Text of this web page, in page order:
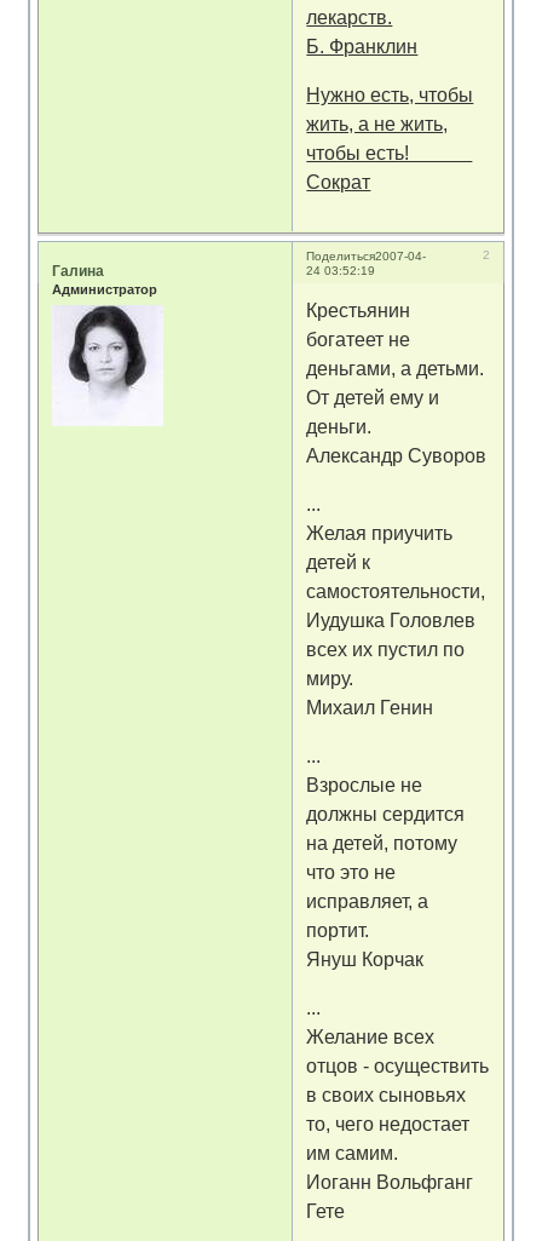
лекарств.
Б. Франклин
Нужно есть, чтобы
жить, а не жить,
чтобы есть!
Сократ
Поделиться 2
2007-04-
24 03:52:19
Галина
Администратор
Крестьянин
богатеет не
деньгами, а детьми.
От детей ему и
деньги.
Александр Суворов
...
Желая приучить
детей к
самостоятельности,
Иудушка Головлев
всех их пустил по
миру.
Михаил Генин
...
Взрослые не
должны сердится
на детей, потому
что это не
исправляет, а
портит.
Януш Корчак
...
Желание всех
отцов - осуществить
в своих сыновьях
то, чего недостает
им самим.
Иоганн Вольфганг
Гете